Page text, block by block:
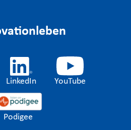
LinkedIn YouTube
Podigee